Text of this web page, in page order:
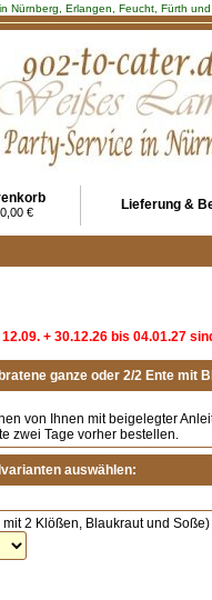
Nürnberg, Erlangen, Feucht, Fürth
0,00 € Lieferung &
+ 30.12.26 bis 04.01.27
ganze oder 2/2 Ente mit
von Ihnen mit beigelegter
zwei Tage vorher bestellen.
auswählen:
2 Klößen, Blaukraut und Soße)